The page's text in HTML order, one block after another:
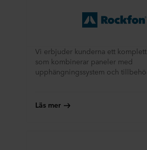
Vi erbjuder kunderna ett komplett
som kombinerar paneler med
upphängningssystem och
Läs mer